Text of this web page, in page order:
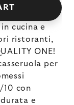
cucina e
ristoranti,
ONE!
per
10 con
e